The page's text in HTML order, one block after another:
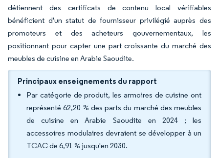
détiennent des certificats de contenu local vérifiables
bénéficient d'un statut de fournisseur privilégié auprès des
promoteurs et des acheteurs gouvernementaux, les
positionnant pour capter une part croissante du marché des
meubles de cuisine en Arabie Saoudite.
Principaux enseignements du rapport
Par catégorie de produit, les armoires de cuisine ont
représenté 62,20 % des parts du marché des meubles
de cuisine en Arabie Saoudite en 2024 ; les
accessoires modulaires devraient se développer à un
TCAC de 6,91 % jusqu'en 2030.